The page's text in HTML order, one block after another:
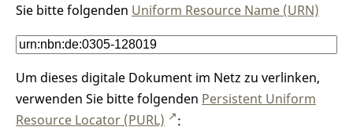
Sie bitte folgenden Uniform Resource Name (URN)
Um dieses digitale Dokument im Netz zu verlinken,
verwenden Sie bitte folgenden Persistent Uniform
Resource Locator (PURL)
: